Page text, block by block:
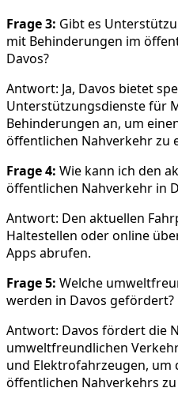
Frage 3: Gibt es
mit Behinderungen im
Davos?
Antwort: Ja, Davos bietet
Unterstützungsdienste für
Behinderungen an, um
öffentlichen Nahverkehr zu
Frage 4: Wie kann ich den
öffentlichen Nahverkehr in
Antwort: Den aktuellen
Haltestellen oder online
Apps abrufen.
Frage 5: Welche
werden in Davos gefördert?
Antwort: Davos fördert die
umweltfreundlichen
und Elektrofahrzeugen, um
öffentlichen Nahverkehrs